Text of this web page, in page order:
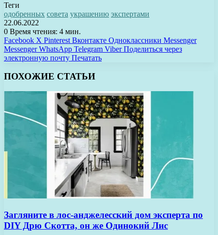
Теги
одобренных совета украшению экспертами
22.06.2022
0 Время чтения: 4 мин.
Facebook X Pinterest Вконтакте Одноклассники Messenger
Messenger WhatsApp Telegram Viber Поделиться через
электронную почту Печатать
ПОХОЖИЕ СТАТЬИ
Загляните в лос-анджелесский дом эксперта по
DIY Дрю Скотта, он же Одинокий Лис